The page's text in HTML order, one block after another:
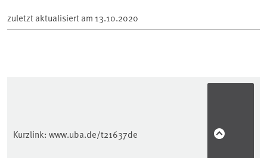
zuletzt aktualisiert am 13.10.2020
Kurzlink: www.uba.de/t21637de